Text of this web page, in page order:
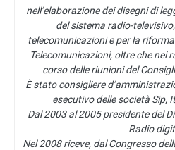
nell’elaborazione dei disegni di
del sistema radio-
telecomunicazioni e per la
Telecomunicazioni, oltre che nei
corso delle riunioni del
È stato consigliere
esecutivo delle società Sip,
Dal 2003 al 2005 presidente del
Radio
Nel 2008 riceve, dal Congresso